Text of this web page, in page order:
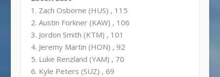
1. Zach Osborne (HUS) , 115
2. Austin Forkner (KAW) , 106
3. Jordon Smith (KTM) , 101
4. Jeremy Martin (HON) , 92
5. Luke Renzland (YAM) , 70
6. Kyle Peters (SUZ) , 69